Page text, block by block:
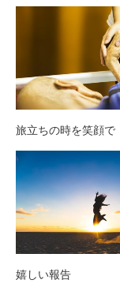
旅立ちの時を笑顔で
嬉しい報告